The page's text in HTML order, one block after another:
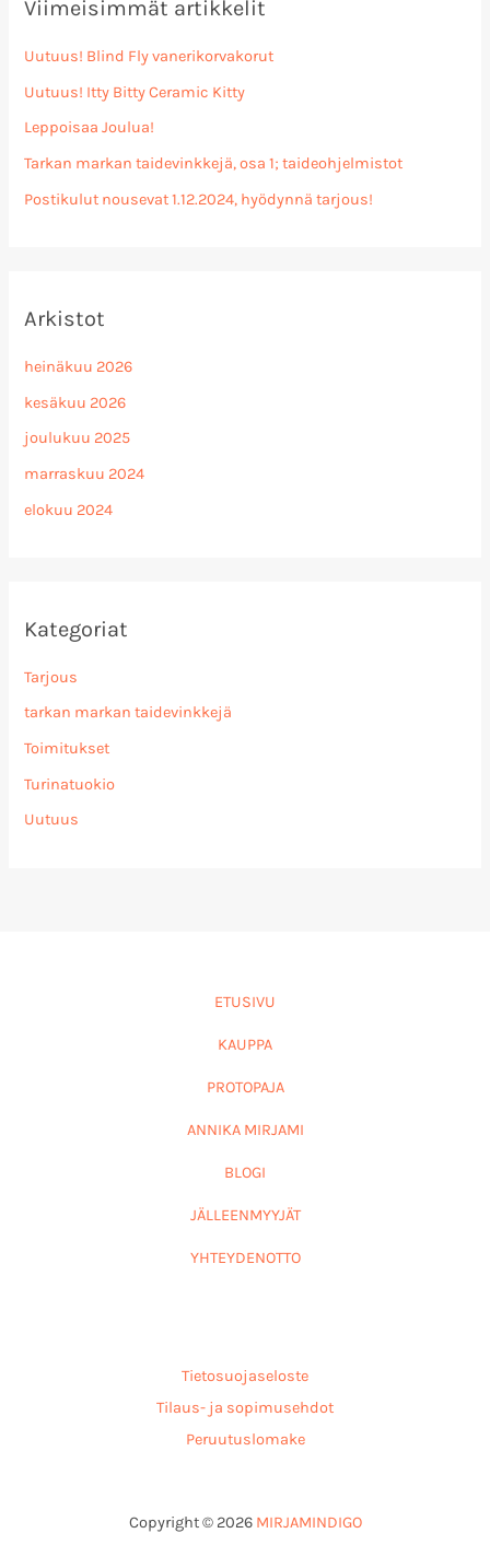
Viimeisimmät artikkelit
Uutuus! Blind Fly vanerikorvakorut
Uutuus! Itty Bitty Ceramic Kitty
Leppoisaa Joulua!
Tarkan markan taidevinkkejä, osa 1; taideohjelmistot
Postikulut nousevat 1.12.2024, hyödynnä tarjous!
Arkistot
heinäkuu 2026
kesäkuu 2026
joulukuu 2025
marraskuu 2024
elokuu 2024
Kategoriat
Tarjous
tarkan markan taidevinkkejä
Toimitukset
Turinatuokio
Uutuus
ETUSIVU
KAUPPA
PROTOPAJA
ANNIKA MIRJAMI
BLOGI
JÄLLEENMYYJÄT
YHTEYDENOTTO
Tietosuojaseloste
Tilaus- ja sopimusehdot
Peruutuslomake
Copyright © 2026 MIRJAMINDIGO